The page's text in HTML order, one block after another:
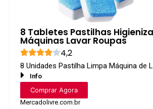
8 Tabletes Pastilhas
Máquinas Lavar Roupas
4,2
8 Unidades Pastilha Limpa Máquina de
Info
Comprar Agora
Mercadolivre.com.br